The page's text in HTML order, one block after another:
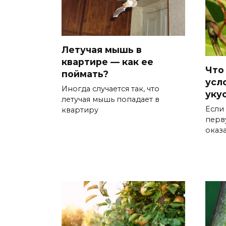
Летучая мышь в
квартире — как ее
поймать?
Иногда случается так, что
летучая мышь попадает в
квартиру